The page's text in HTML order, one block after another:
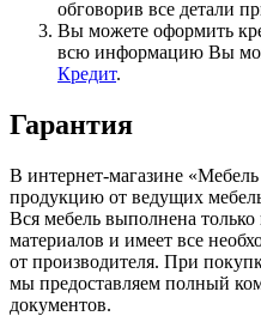
обговорив все детали
Вы можете оформить
всю информацию Вы
Кредит.
Гарантия
В интернет-магазине «Мебель
продукцию от ведущих
Вся мебель выполнена
материалов и имеет все
от производителя. При
мы предоставляем полный
документов.